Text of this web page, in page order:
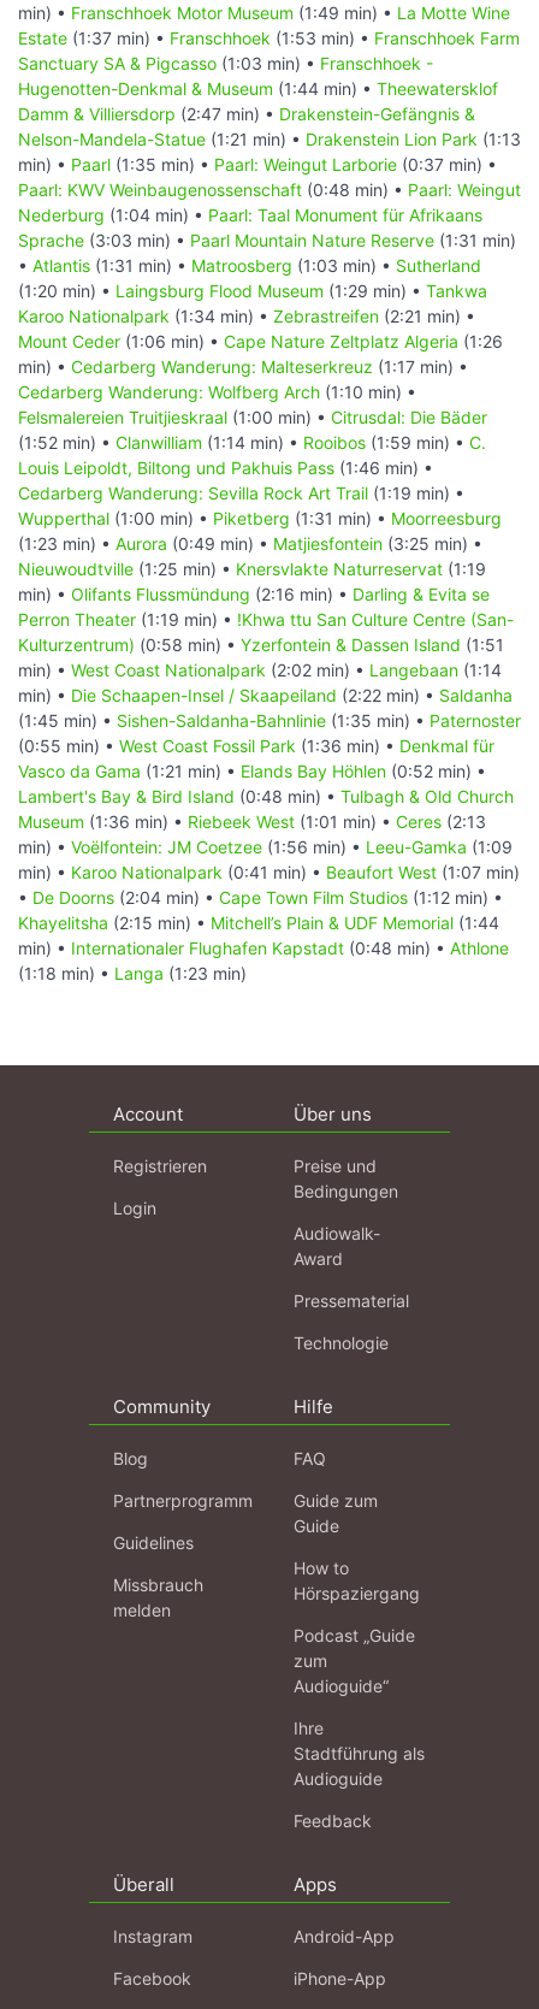
min) • Franschhoek Motor Museum (1:49 min) • La Motte Wine
Estate (1:37 min) • Franschhoek (1:53 min) • Franschhoek Farm
Sanctuary SA & Pigcasso (1:03 min) • Franschhoek -
Hugenotten-Denkmal & Museum (1:44 min) • Theewatersklof
Damm & Villiersdorp (2:47 min) • Drakenstein-Gefängnis &
Nelson-Mandela-Statue (1:21 min) • Drakenstein Lion Park (1:13
min) • Paarl (1:35 min) • Paarl: Weingut Larborie (0:37 min) •
Paarl: KWV Weinbaugenossenschaft (0:48 min) • Paarl: Weingut
Nederburg (1:04 min) • Paarl: Taal Monument für Afrikaans
Sprache (3:03 min) • Paarl Mountain Nature Reserve (1:31 min)
• Atlantis (1:31 min) • Matroosberg (1:03 min) • Sutherland
(1:20 min) • Laingsburg Flood Museum (1:29 min) • Tankwa
Karoo Nationalpark (1:34 min) • Zebrastreifen (2:21 min) •
Mount Ceder (1:06 min) • Cape Nature Zeltplatz Algeria (1:26
min) • Cedarberg Wanderung: Malteserkreuz (1:17 min) •
Cedarberg Wanderung: Wolfberg Arch (1:10 min) •
Felsmalereien Truitjieskraal (1:00 min) • Citrusdal: Die Bäder
(1:52 min) • Clanwilliam (1:14 min) • Rooibos (1:59 min) • C.
Louis Leipoldt, Biltong und Pakhuis Pass (1:46 min) •
Cedarberg Wanderung: Sevilla Rock Art Trail (1:19 min) •
Wupperthal (1:00 min) • Piketberg (1:31 min) • Moorreesburg
(1:23 min) • Aurora (0:49 min) • Matjiesfontein (3:25 min) •
Nieuwoudtville (1:25 min) • Knersvlakte Naturreservat (1:19
min) • Olifants Flussmündung (2:16 min) • Darling & Evita se
Perron Theater (1:19 min) • !Khwa ttu San Culture Centre (San-
Kulturzentrum) (0:58 min) • Yzerfontein & Dassen Island (1:51
min) • West Coast Nationalpark (2:02 min) • Langebaan (1:14
min) • Die Schaapen-Insel / Skaapeiland (2:22 min) • Saldanha
(1:45 min) • Sishen-Saldanha-Bahnlinie (1:35 min) • Paternoster
(0:55 min) • West Coast Fossil Park (1:36 min) • Denkmal für
Vasco da Gama (1:21 min) • Elands Bay Höhlen (0:52 min) •
Lambert's Bay & Bird Island (0:48 min) • Tulbagh & Old Church
Museum (1:36 min) • Riebeek West (1:01 min) • Ceres (2:13
min) • Voëlfontein: JM Coetzee (1:56 min) • Leeu-Gamka (1:09
min) • Karoo Nationalpark (0:41 min) • Beaufort West (1:07 min)
• De Doorns (2:04 min) • Cape Town Film Studios (1:12 min) •
Khayelitsha (2:15 min) • Mitchell’s Plain & UDF Memorial (1:44
min) • Internationaler Flughafen Kapstadt (0:48 min) • Athlone
(1:18 min) • Langa (1:23 min)
Account
Registrieren
Login
Über uns
Preise und
Bedingungen
Audiowalk-
Award
Pressematerial
Technologie
Community
Blog
Partnerprogramm
Guidelines
Missbrauch
melden
Hilfe
FAQ
Guide zum
Guide
How to
Hörspaziergang
Podcast „Guide
zum
Audioguide“
Ihre
Stadtführung als
Audioguide
Feedback
Überall
Instagram
Facebook
Apps
Android-App
iPhone-App